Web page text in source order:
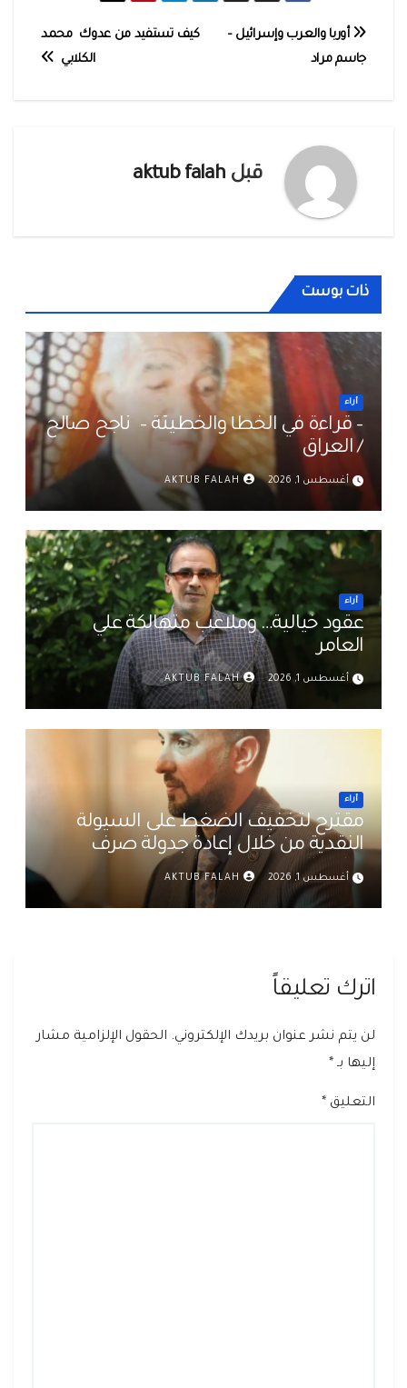
تصفّح
كيف تستفيد من عدوك محمد
الكلابي
أوربا والعرب وإسرائيل –
جاسم مراد
قبلaktub falah
ذات بوست
أراء
– قراءة في الخطأ والخطيئة – ناجح صالح
/ العراق
أغسطس 1, 2026 AKTUB FALAH
أراء
عقود خيالية… وملاعب متهالكة علي
العامر
أغسطس 1, 2026 AKTUB FALAH
أراء
مقترح لتخفيف الضغط على السيولة
النقدية من خلال إعادة جدولة صرف
رواتب الموظفين في العراق د. عمر حميد
أغسطس 1, 2026 AKTUB FALAH
اترك تعليقاً
لن يتم نشر عنوان بريدك الإلكتروني. الحقول الإلزامية مشار
إليها بـ *
التعليق *